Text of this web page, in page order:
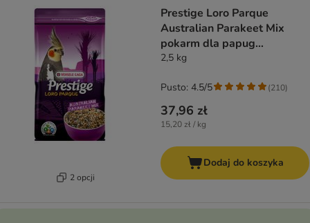
2 opcji
Prestige Loro Parque
Australian Parakeet Mix
pokarm dla papug
australijskich
2,5 kg
37,96 zł
15,20 zł / kg
Pusto: 4.5/5 (210)
Dodaj do koszyka